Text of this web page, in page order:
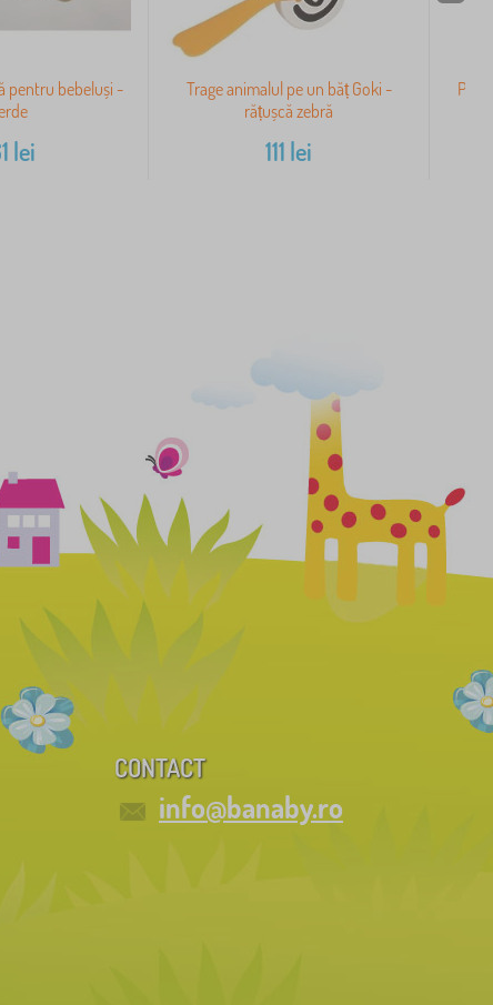
pentru bebeluși -
lei
Trage animalul pe un băț Goki -
rățușcă zebră
111 lei
Petit
CONTACT
info@banaby.ro